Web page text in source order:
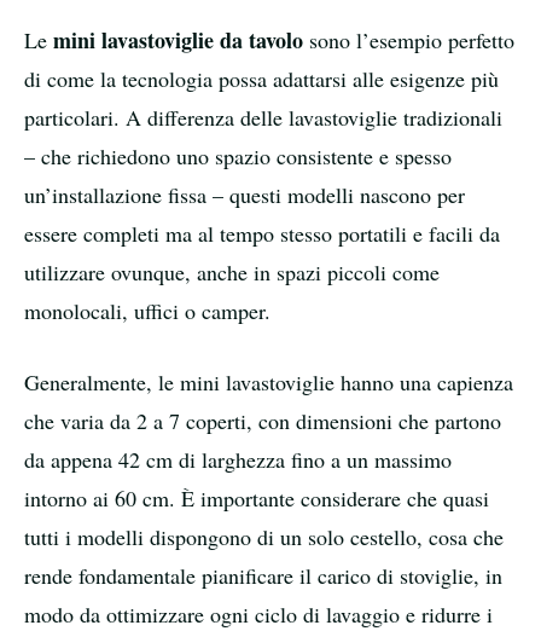
Le mini lavastoviglie da tavolo sono l’esempio perfetto
di come la tecnologia possa adattarsi alle esigenze più
particolari. A differenza delle lavastoviglie tradizionali
– che richiedono uno spazio consistente e spesso
un’installazione fissa – questi modelli nascono per
essere completi ma al tempo stesso portatili e facili da
utilizzare ovunque, anche in spazi piccoli come
monolocali, uffici o camper.
Generalmente, le mini lavastoviglie hanno una capienza
che varia da 2 a 7 coperti, con dimensioni che partono
da appena 42 cm di larghezza fino a un massimo
intorno ai 60 cm. È importante considerare che quasi
tutti i modelli dispongono di un solo cestello, cosa che
rende fondamentale pianificare il carico di stoviglie, in
modo da ottimizzare ogni ciclo di lavaggio e ridurre i